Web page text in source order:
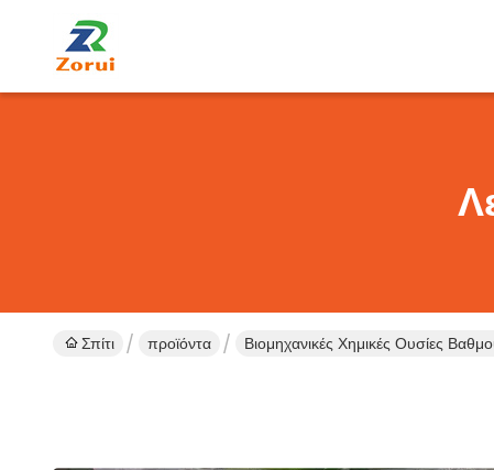
Σπίτι προϊόντα Βιομηχανικές Χημικές Ουσίες